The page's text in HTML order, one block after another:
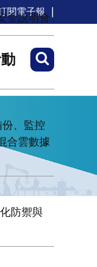
閱電子報
全說明會
、監控
合雲數據
防禦與